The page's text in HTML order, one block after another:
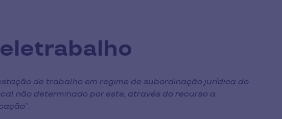
de trabalho em regime de subordinação jurídica do
não determinado por este, através do recurso a
”.